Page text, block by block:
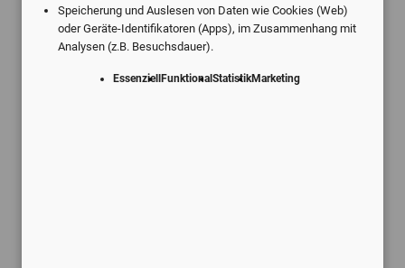
Angebote vom digitalen Marktführer.
Individuell für Ihre Praxis.
Speicherung und Auslesen von Daten wie Cookies (Web)
oder Geräte-Identifikatoren (Apps), im Zusammenhang mit
Analysen (z.B. Besuchsdauer).
EssenziellFunktionalStatistikMarketing